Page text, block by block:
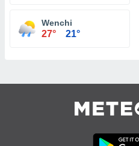
Wenchi
27° 21°